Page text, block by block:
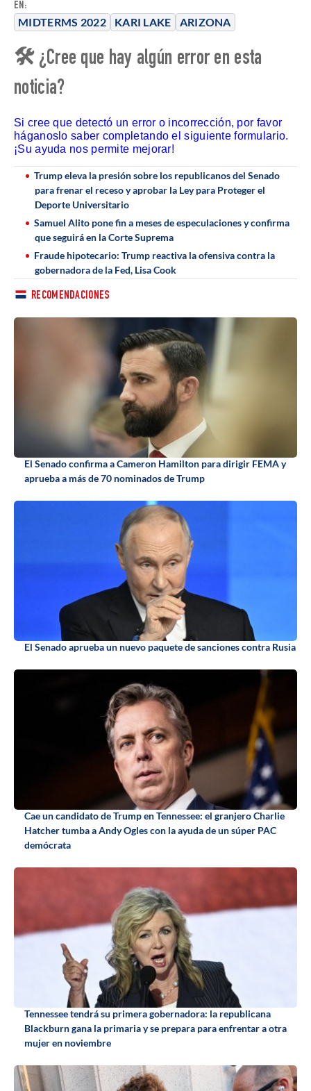
EN:
MIDTERMS 2022 KARI LAKE ARIZONA
🛠 ¿Cree que hay algún error en esta
noticia?
Si cree que detectó un error o incorrección, por favor
háganoslo saber completando el siguiente formulario.
¡Su ayuda nos permite mejorar!
Trump eleva la presión sobre los republicanos del Senado
para frenar el receso y aprobar la Ley para Proteger el
Deporte Universitario
Samuel Alito pone fin a meses de especulaciones y confirma
que seguirá en la Corte Suprema
Fraude hipotecario: Trump reactiva la ofensiva contra la
gobernadora de la Fed, Lisa Cook
RECOMENDACIONES
El Senado confirma a Cameron Hamilton para dirigir FEMA y
aprueba a más de 70 nominados de Trump
El Senado aprueba un nuevo paquete de sanciones contra Rusia
Cae un candidato de Trump en Tennessee: el granjero Charlie
Hatcher tumba a Andy Ogles con la ayuda de un súper PAC
demócrata
Tennessee tendrá su primera gobernadora: la republicana
Blackburn gana la primaria y se prepara para enfrentar a otra
mujer en noviembre